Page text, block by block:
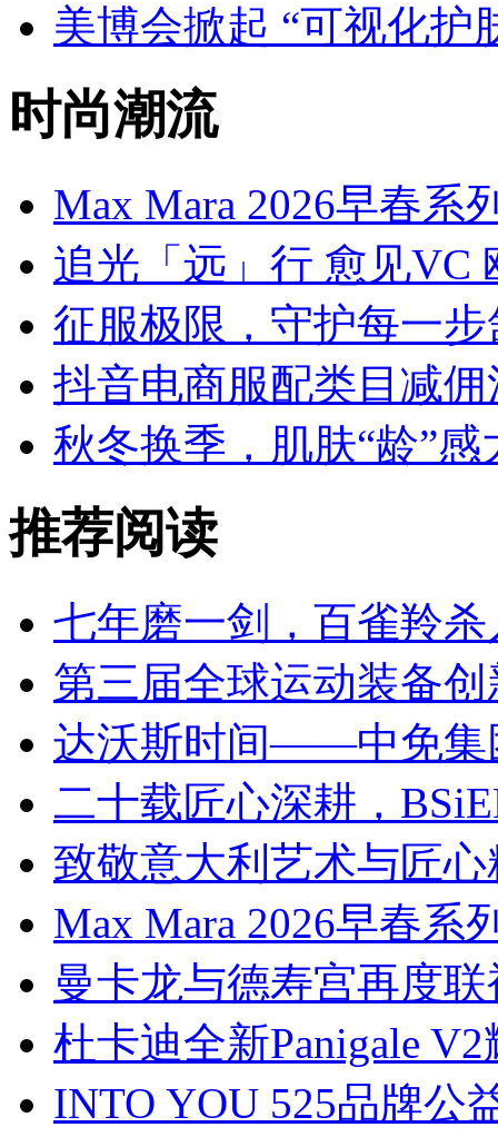
美博会掀起 “可视化护
时尚潮流
Max Mara 2026早春系
追光「远」行 愈见VC
征服极限，守护每一
抖音电商服配类目减
秋冬换季，肌肤“龄”感
推荐阅读
七年磨一剑，百雀羚
第三届全球运动装备
达沃斯时间——中免集
二十载匠心深耕，
致敬意大利艺术与匠
Max Mara 2026早春系
曼卡龙与德寿宫再度
杜卡迪全新Panigale
INTO YOU 525品牌公